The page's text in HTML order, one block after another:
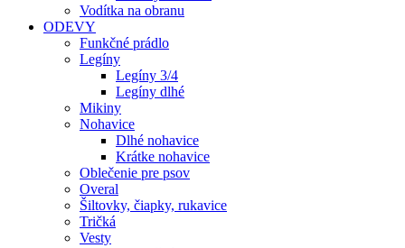
Vodítka na obranu
ODEVY
Funkčné prádlo
Legíny
Legíny 3/4
Legíny dlhé
Mikiny
Nohavice
Dlhé nohavice
Krátke nohavice
Oblečenie pre psov
Overal
Šiltovky, čiapky, rukavice
Tričká
Vesty